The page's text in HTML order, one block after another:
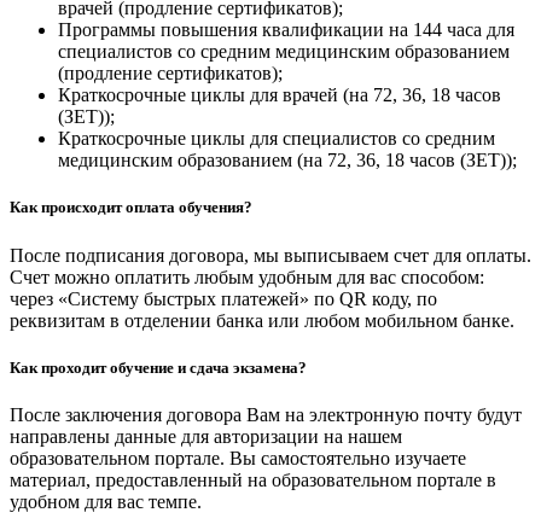
врачей (продление сертификатов);
Программы повышения квалификации на 144 часа для
специалистов со средним медицинским образованием
(продление сертификатов);
Краткосрочные циклы для врачей (на 72, 36, 18 часов
(ЗЕТ));
Краткосрочные циклы для специалистов со средним
медицинским образованием (на 72, 36, 18 часов (ЗЕТ));
Как происходит оплата обучения?
После подписания договора, мы выписываем счет для оплаты.
Счет можно оплатить любым удобным для вас способом:
через «Систему быстрых платежей» по QR коду, по
реквизитам в отделении банка или любом мобильном банке.
Как проходит обучение и сдача экзамена?
После заключения договора Вам на электронную почту будут
направлены данные для авторизации на нашем
образовательном портале. Вы самостоятельно изучаете
материал, предоставленный на образовательном портале в
удобном для вас темпе.